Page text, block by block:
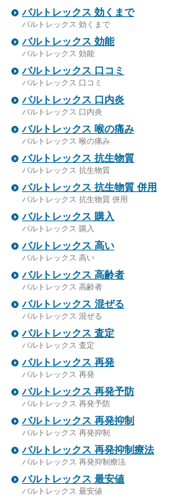
バルトレックス 効くまで
バルトレックス 効くまで
バルトレックス 効能
バルトレックス 効能
バルトレックス 口コミ
バルトレックス 口コミ
バルトレックス 口内炎
バルトレックス 口内炎
バルトレックス 喉の痛み
バルトレックス 喉の痛み
バルトレックス 抗生物質
バルトレックス 抗生物質
バルトレックス 抗生物質 併用
バルトレックス 抗生物質 併用
バルトレックス 購入
バルトレックス 購入
バルトレックス 高い
バルトレックス 高い
バルトレックス 高齢者
バルトレックス 高齢者
バルトレックス 混ぜる
バルトレックス 混ぜる
バルトレックス 査定
バルトレックス 査定
バルトレックス 再発
バルトレックス 再発
バルトレックス 再発予防
バルトレックス 再発予防
バルトレックス 再発抑制
バルトレックス 再発抑制
バルトレックス 再発抑制療法
バルトレックス 再発抑制療法
バルトレックス 最安値
バルトレックス 最安値